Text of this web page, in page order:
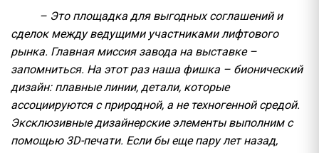
– Это площадка для выгодных соглашений и
сделок между ведущими участниками лифтового
рынка. Главная миссия завода на выставке –
запомниться. На этот раз наша фишка – бионический
дизайн: плавные линии, детали, которые
ассоциируются с природной, а не техногенной средой.
Эксклюзивные дизайнерские элементы выполним с
помощью 3D-печати. Если бы еще пару лет назад,